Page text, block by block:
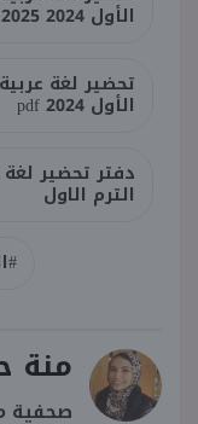
الأول 2024 2025
تحضير لغة
الأول 2024 pdf
دفتر تحضير لغة
الترم الاول
منة
صحفية